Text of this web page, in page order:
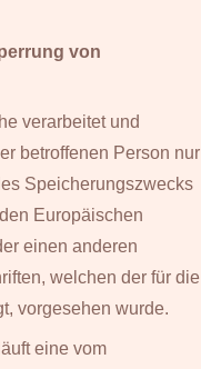
von
verarbeitet und
betroffenen Person nur
Speicherungszwecks
Europäischen
einen anderen
welchen der für die
vorgesehen wurde.
eine vom